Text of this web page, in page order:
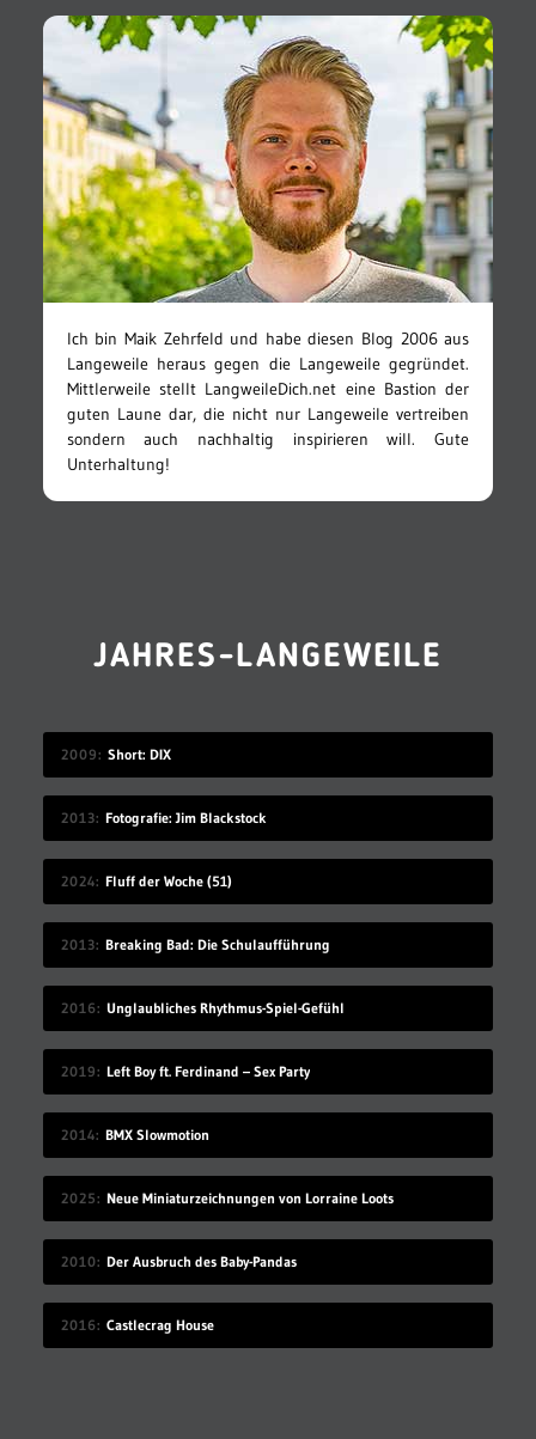
Ich bin Maik Zehrfeld und habe diesen Blog 2006 aus
Langeweile heraus gegen die Langeweile gegründet.
Mittlerweile stellt LangweileDich.net eine Bastion der
guten Laune dar, die nicht nur Langeweile vertreiben
sondern auch nachhaltig inspirieren will. Gute
Unterhaltung!
JAHRES-LANGEWEILE
2009 Short: DIX
2013 Fotografie: Jim Blackstock
2024 Fluff der Woche (51)
2013 Breaking Bad: Die Schulaufführung
2016 Unglaubliches Rhythmus-Spiel-Gefühl
2019 Left Boy ft. Ferdinand – Sex Party
2014 BMX Slowmotion
2025 Neue Miniaturzeichnungen von Lorraine Loots
2010 Der Ausbruch des Baby-Pandas
2016 Castlecrag House